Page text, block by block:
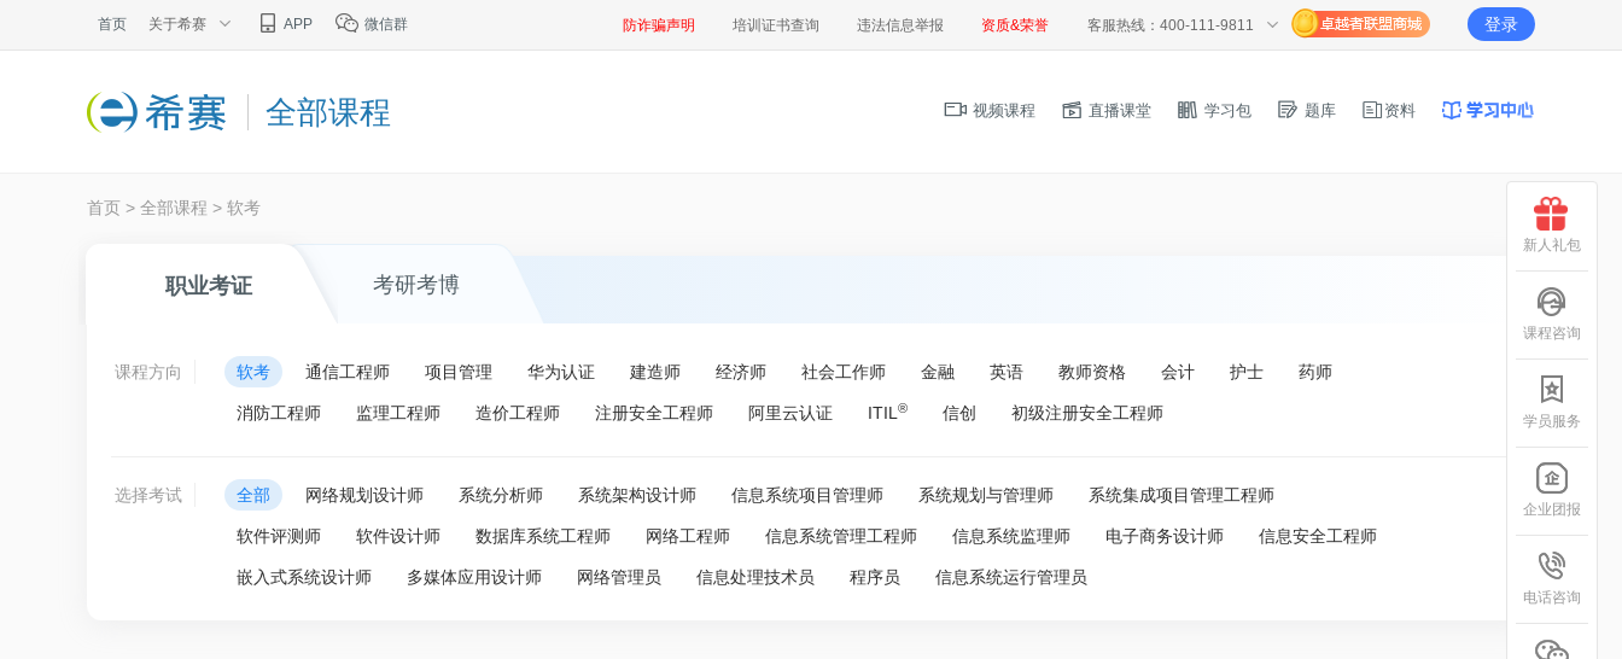
首页 关于希赛 APP 微信群 防诈骗声明 培训证书查询 违法信息举报 资质&荣誉 客服热线：400-111-9811 登录
全部课程 视频课程 直播课堂 学习包 题库 资料
首页 > 全部课程 > 软考
职业考证 考研考博
课程方向 软考 通信工程师 项目管理 华为认证 建造师 经济师 社会工作师 金融 英语 教师资格 会计 护士 药师
消防工程师 监理工程师 造价工程师 注册安全工程师 阿里云认证 ITIL ® 信创 初级注册安全工程师
选择考试 全部 网络规划设计师 系统分析师 系统架构设计师 信息系统项目管理师 系统规划与管理师 系统集成项目管理工程师
软件评测师 软件设计师 数据库系统工程师 网络工程师 信息系统管理工程师 信息系统监理师 电子商务设计师 信息安全工程师
嵌入式系统设计师 多媒体应用设计师 网络管理员 信息处理技术员 程序员 信息系统运行管理员
新人礼包
课程咨询
学员服务
企业团报
电话咨询